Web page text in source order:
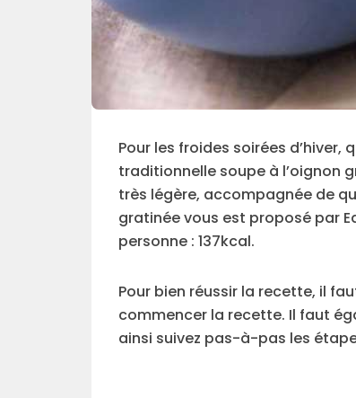
Pour les froides soirées d’hiver,
traditionnelle soupe à l’oignon
très légère, accompagnée de
gratinée vous est proposé par
personne : 137kcal.
Pour bien réussir la recette, il
commencer la recette. Il faut
ainsi suivez pas-à-pas les